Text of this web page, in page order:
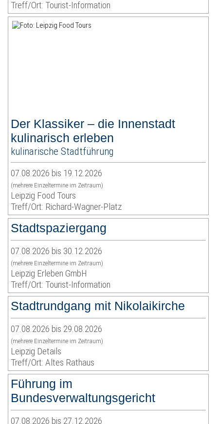
Treff/Ort: Tourist-Information
Der Klassiker – die Innenstadt
kulinarisch erleben
kulinarische Stadtführung
07.08.2026 bis 19.12.2026
(mehrere Einzeltermine im Zeitraum)
Leipzig Food Tours
Treff/Ort: Richard-Wagner-Platz
Stadtspaziergang
07.08.2026 bis 30.12.2026
(mehrere Einzeltermine im Zeitraum)
Leipzig Erleben GmbH
Treff/Ort: Tourist-Information
Stadtrundgang mit Nikolaikirche
07.08.2026 bis 29.08.2026
(mehrere Einzeltermine im Zeitraum)
Leipzig Details
Treff/Ort: Altes Rathaus
Führung im
Bundesverwaltungsgericht
07.08.2026 bis 27.12.2026